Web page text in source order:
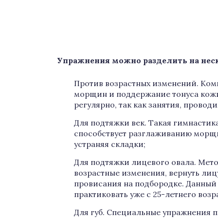
Упражнения можно разделить на
Против возрастных изменений.
морщин и поддержание тонуса
регулярно, так как занятия,
Для подтяжки век. Такая
способствует разглаживанию
устраняя складки;
Для подтяжки лицевого овала.
возрастные изменения, вернуть
провисания на подбородке.
практиковать уже с 25-летнего
Для губ. Специальные упражнения